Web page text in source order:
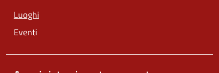
Luoghi
Eventi